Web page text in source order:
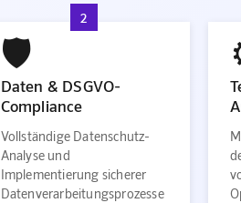
2
🛡️
Daten & DSGVO-
Compliance
Vollständige Datenschutz-
Analyse und
Implementierung sicherer
Datenverarbeitungsprozesse